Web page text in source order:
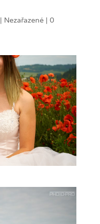
| Nezařazené | 0